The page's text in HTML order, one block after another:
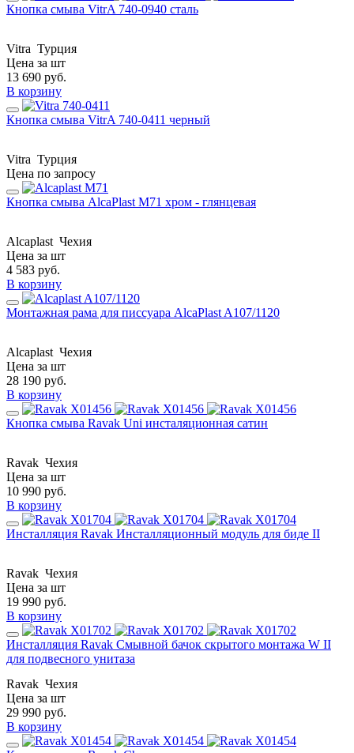
Кнопка смыва VitrA 740-0940 сталь
Vitra Турция
Цена за шт
13 690 руб.
В корзину
Кнопка смыва VitrA 740-0411 черный
Vitra Турция
Цена по запросу
Кнопка смыва AlcaPlast M71 хром - глянцевая
Alcaplast Чехия
Цена за шт
4 583 руб.
В корзину
Монтажная рама для писсуара AlcaPlast A107/1120
Alcaplast Чехия
Цена за шт
28 190 руб.
В корзину
Кнопка смыва Ravak Uni инсталяционная сатин
Ravak Чехия
Цена за шт
10 990 руб.
В корзину
Инсталляция Ravak Инсталляционный модуль для биде II
Ravak Чехия
Цена за шт
19 990 руб.
В корзину
Инсталляция Ravak Смывной бачок скрытого монтажа W II
для подвесного унитаза
Ravak Чехия
Цена за шт
29 990 руб.
В корзину